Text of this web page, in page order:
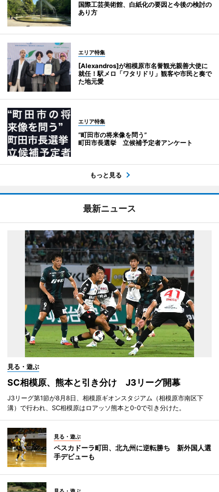
国際工芸美術館、白紙化の要因と今後の検討の
あり方
エリア特集
[Alexandros]が相模原市名誉観光親善大使に
就任！駅メロ「ワタリドリ」観客や市民と奏で
た地元愛
エリア特集
“町田市の将来像を問う”
町田市長選挙 立候補予定者アンケート
もっと見る
最新ニュース
見る・遊ぶ
SC相模原、熊本と引き分け J3リーグ開幕
J3リーグ第1節が8月8日、相模原ギオンスタジアム（相模原市南区下
溝）で行われ、SC相模原はロアッソ熊本と0-0で引き分けた。
見る・遊ぶ
ペスカドーラ町田、北九州に逆転勝ち 新外国人選
手デビューも